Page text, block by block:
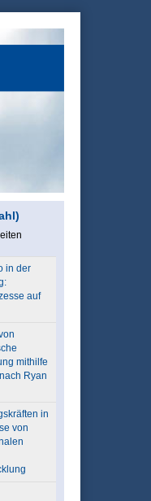
in der
auf
mithilfe
Ryan
in
von